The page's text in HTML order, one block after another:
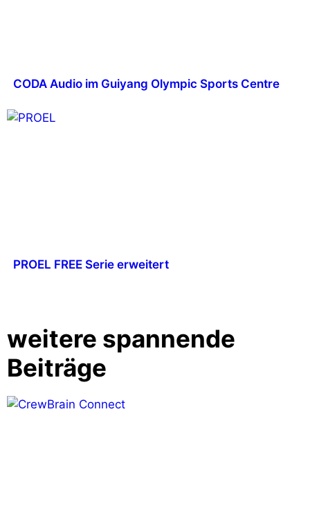
CODA Audio im Guiyang Olympic Sports Centre
PROEL FREE Serie erweitert
weitere spannende
Beiträge